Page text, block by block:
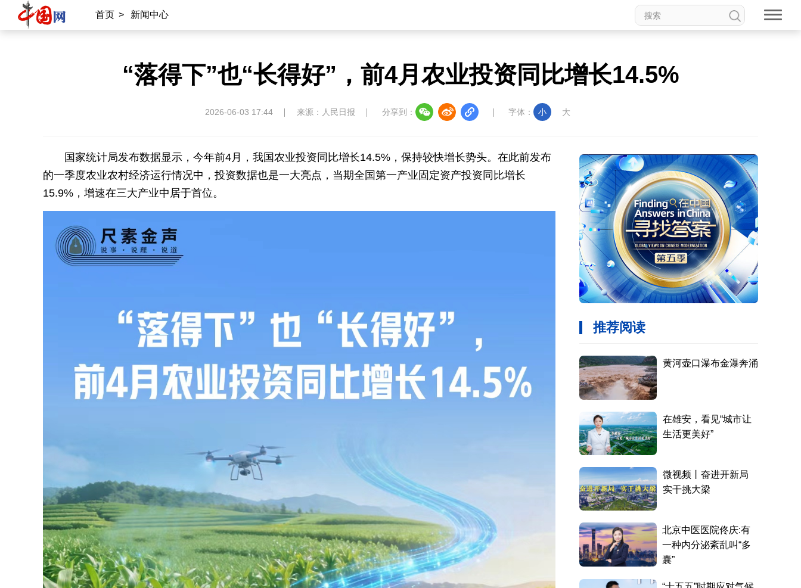
首页 > 新闻中心
“落得下”也“长得好”，前4月农业投资同比增长14.5%
2026-06-03 17:44 来源：人民日报 分享到： 字体： 小 大
国家统计局发布数据显示，今年前4月，我国农业投资同比增长14.5%，保持较快增长势头。在此前发布
的一季度农业农村经济运行情况中，投资数据也是一大亮点，当期全国第一产业固定资产投资同比增长
15.9%，增速在三大产业中居于首位。